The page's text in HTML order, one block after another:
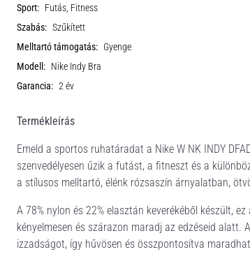
Sport: Futás, Fitness
Szabás: Szűkített
Melltartó támogatás: Gyenge
Modell: Nike Indy Bra
Garancia: 2 év
Termékleírás
Emeld a sportos ruhatáradat a Nike W NK INDY
szenvedélyesen űzik a futást, a fitneszt és a
a stílusos melltartó, élénk rózsaszín árnyalatban,
A 78% nylon és 22% elasztán keverékéből készült,
kényelmesen és szárazon maradj az edzéseid
izzadságot, így hűvösen és összpontosítva